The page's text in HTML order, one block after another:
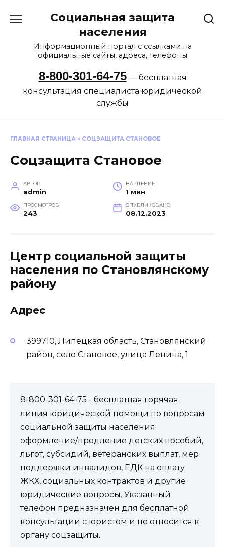
Социальная защита
населения
Информационный портал с ссылками на
официальные сайты, адреса, телефоны
8-800-301-64-75— бесплатная
консультация специалиста юридической
службы
ГЛАВНАЯ СТРАНИЦА » СОЦЗАЩИТА СТАНОВОЕ
Соцзащита Становое
АВТОР
admin
НА ЧТЕНИЕ
1 мин
ПРОСМОТРОВ
243
ОПУБЛИКОВАНО
08.12.2023
Центр социальной защиты
населения по Становлянскому
району
Адрес
399710, Липецкая область, Становлянский
район, село Становое, улица Ленина, 1
8-800-301-64-75 - бесплатная горячая
линия юридической помощи по вопросам
социальной защиты населения:
оформление/продление детских пособий,
льгот, субсидий, ветеранских выплат, мер
поддержки инвалидов, ЕДК на оплату
ЖКХ, социальных контрактов и другие
юридические вопросы. Указанный
телефон предназначен для бесплатной
консультации с юристом и не относится к
органу соцзащиты.